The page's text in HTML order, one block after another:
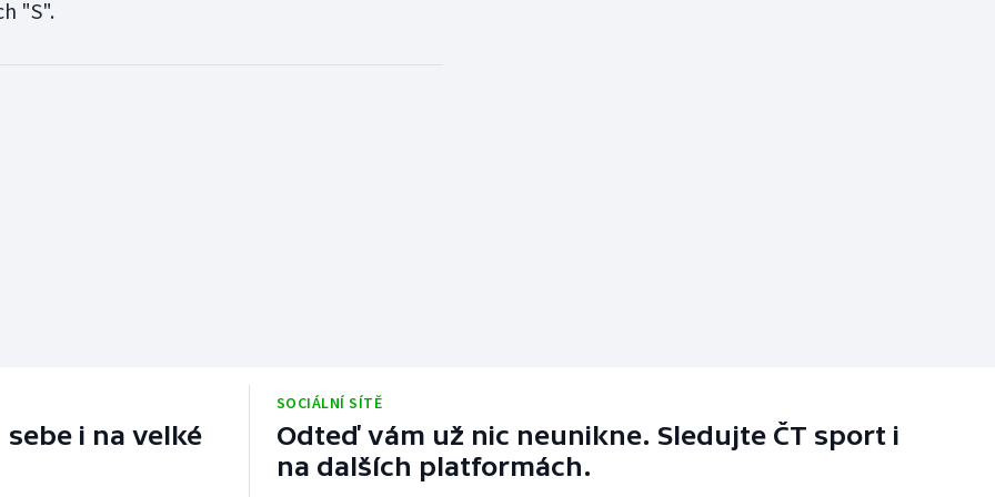
"S".
i na velké
SOCIÁLNÍ SÍTĚ
Odteď vám už nic neunikne. Sledujte ČT sport i
na dalších platformách.